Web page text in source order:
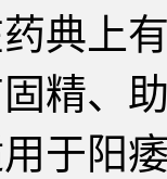
典上
精、
于阳